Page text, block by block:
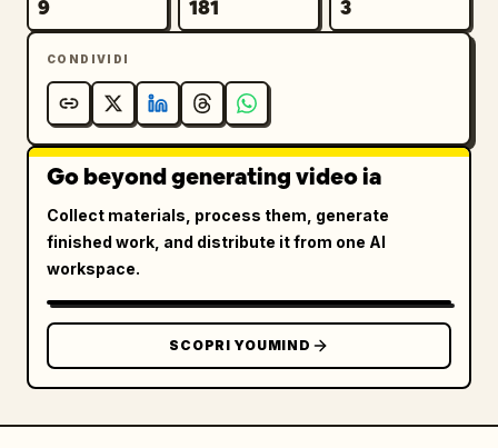
— Inquadratura fashion dal basso
La chitarra elettrica si intensifica.
[00:05-00:06]
Cattedrale di Notre-Dame. Si gira
improvvisamente verso la telecamera mentre la
timelapse con motion blur. Ride ad alta voce
in giapponese:
「ヤバい、映画みたい！！」
("È pazzesco, sembra un film!!")
[00:06-00:08]
Montaggio rapido dell'Arco di Trionfo:
9 181 3
CONDIVIDI
Go beyond generating video ia
Collect materials, process them, generate
finished work, and distribute it from one AI
workspace.
SCOPRI YOUMIND